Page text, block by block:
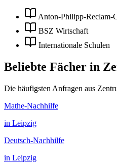
Anton-Philipp-Reclam-
BSZ Wirtschaft
Internationale Schulen
Beliebte Fächer in
Die häufigsten Anfragen aus
Mathe-Nachhilfe
in Leipzig
Deutsch-Nachhilfe
in Leipzig